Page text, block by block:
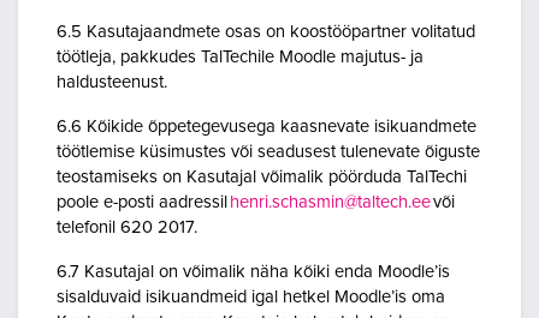
6.5 Kasutajaandmete osas on koostööpartner volitatud
töötleja, pakkudes TalTechile Moodle majutus- ja
haldusteenust.
6.6 Kõikide õppetegevusega kaasnevate isikuandmete
töötlemise küsimustes või seadusest tulenevate õiguste
teostamiseks on Kasutajal võimalik pöörduda TalTechi
poole e-posti aadressil henri.schasmin@taltech.eevõi
telefonil 620 2017.
6.7 Kasutajal on võimalik näha kõiki enda Moodle’is
sisalduvaid isikuandmeid igal hetkel Moodle’is oma